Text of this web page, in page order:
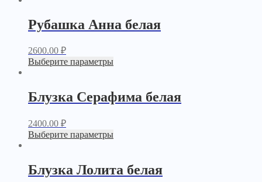
Рубашка Анна белая
2600.00 ₽
Выберите параметры
Блузка Серафима белая
2400.00 ₽
Выберите параметры
Блузка Лолита белая